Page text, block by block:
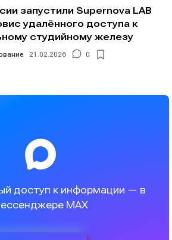
запустили Supernova LAB
удалённого доступа к
студийному железу
21.02.2026 0
доступ к информации — в
MAX